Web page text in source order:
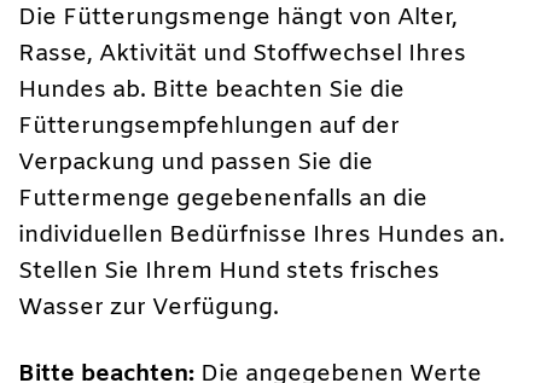
Die Fütterungsmenge hängt von Alter,
Rasse, Aktivität und Stoffwechsel Ihres
Hundes ab. Bitte beachten Sie die
Fütterungsempfehlungen auf der
Verpackung und passen Sie die
Futtermenge gegebenenfalls an die
individuellen Bedürfnisse Ihres Hundes an.
Stellen Sie Ihrem Hund stets frisches
Wasser zur Verfügung.
Bitte beachten: Die angegebenen Werte